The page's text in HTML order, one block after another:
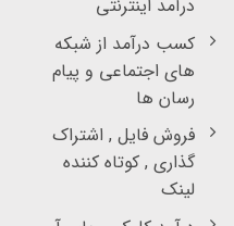
درآمد اینترنتی
کسب درآمد از شبکه
های اجتماعی و پیام
رسان ها
فروش فایل , اشتراک
گذاری , کوتاه کننده
لینک